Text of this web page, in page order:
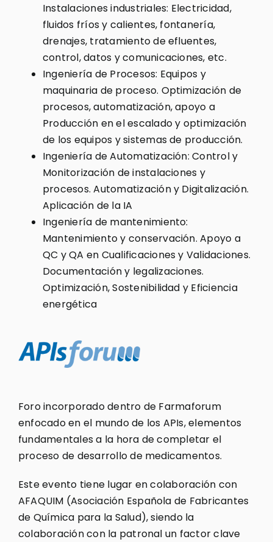
Instalaciones industriales: Electricidad,
fluidos fríos y calientes, fontanería,
drenajes, tratamiento de efluentes,
control, datos y comunicaciones, etc.
Ingeniería de Procesos: Equipos y
maquinaria de proceso. Optimización de
procesos, automatización, apoyo a
Producción en el escalado y optimización
de los equipos y sistemas de producción.
Ingeniería de Automatización: Control y
Monitorización de instalaciones y
procesos. Automatización y Digitalización.
Aplicación de la IA
Ingeniería de mantenimiento:
Mantenimiento y conservación. Apoyo a
QC y QA en Cualificaciones y Validaciones.
Documentación y legalizaciones.
Optimización, Sostenibilidad y Eficiencia
energética
Foro incorporado dentro de Farmaforum
enfocado en el mundo de los APIs, elementos
fundamentales a la hora de completar el
proceso de desarrollo de medicamentos.
Este evento tiene lugar en colaboración con
AFAQUIM (Asociación Española de Fabricantes
de Química para la Salud), siendo la
colaboración con la patronal un factor clave